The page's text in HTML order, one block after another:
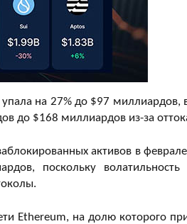
на 27% до $97 миллиардов,
до $168 миллиардов из-за
активов в
поскольку волатильность
Ethereum, на долю которого